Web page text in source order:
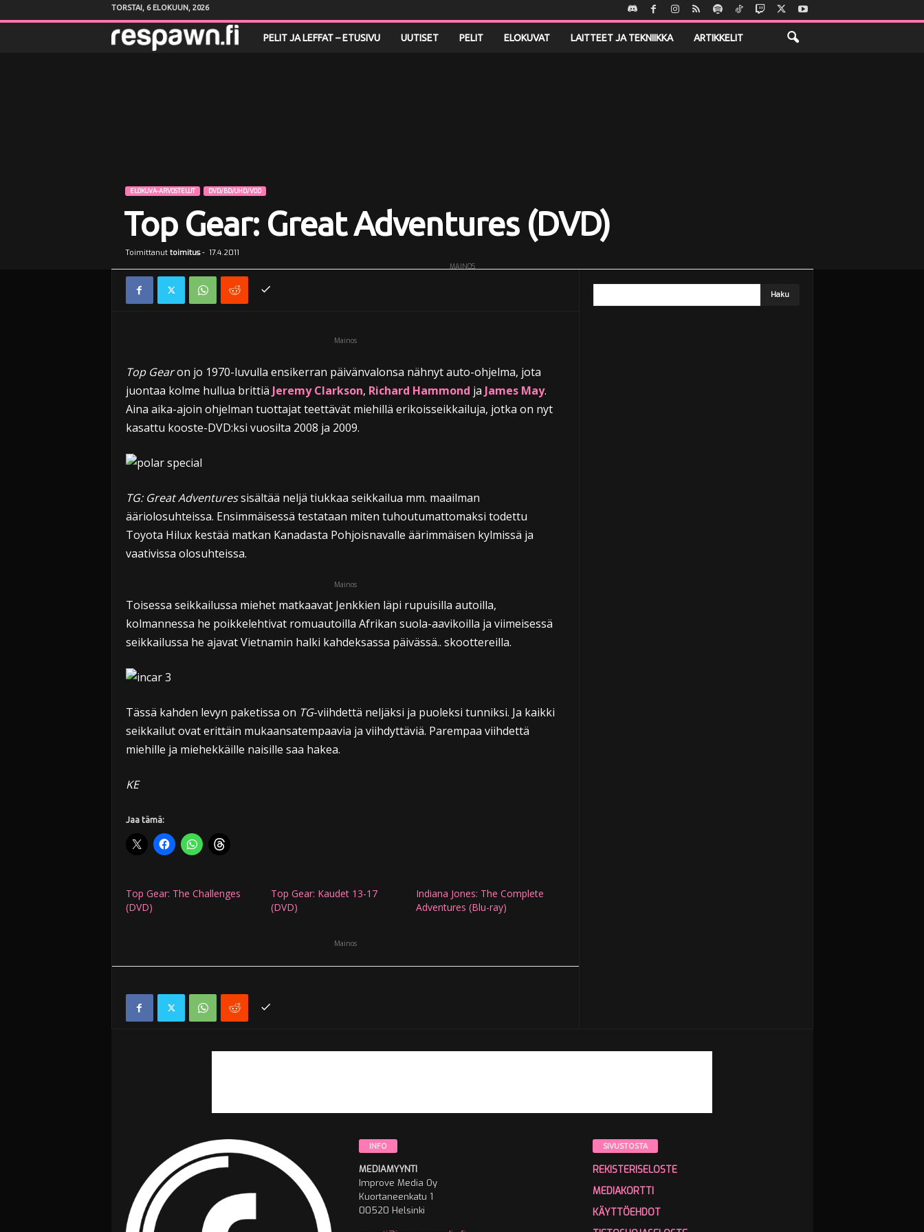
TORSTAI, 6 ELOKUUN, 2026
w
n
PELIT JA LEFFAT – ETUSIVU UUTISET PELIT ELOKUVAT LAITTEET JA TEKNIIKKA ARTIKKELIT
MAINOS
ELOKUVA-ARVOSTELUT DVD/BD/UHD/VOD
Top Gear: Great Adventures (DVD)
Toimittanut toimitus- 17.4.2011
Mainos
Top Gearon jo 1970-luvulla ensikerran päivänvalonsa nähnyt auto-ohjelma, jota
juontaa kolme hullua brittiä Jeremy Clarkson, Richard Hammond ja James May.
Aina aika-ajoin ohjelman tuottajat teettävät miehillä erikoisseikkailuja, jotka on nyt
kasattu kooste-DVD:ksi vuosilta 2008 ja 2009.
TG: Great Adventuressisältää neljä tiukkaa seikkailua mm. maailman
ääriolosuhteissa. Ensimmäisessä testataan miten tuhoutumattomaksi todettu
Toyota Hilux kestää matkan Kanadasta Pohjoisnavalle äärimmäisen kylmissä ja
vaativissa olosuhteissa.
Mainos
Toisessa seikkailussa miehet matkaavat Jenkkien läpi rupuisilla autoilla,
kolmannessa he poikkelehtivat romuautoilla Afrikan suola-aavikoilla ja viimeisessä
seikkailussa he ajavat Vietnamin halki kahdeksassa päivässä.. skoottereilla.
Tässä kahden levyn paketissa on TG-viihdettä neljäksi ja puoleksi tunniksi. Ja kaikki
seikkailut ovat erittäin mukaansatempaavia ja viihdyttäviä. Parempaa viihdettä
miehille ja miehekkäille naisille saa hakea.
KE
Jaa tämä:
Top Gear: The Challenges
(DVD)
Top Gear: Kaudet 13-17
(DVD)
Indiana Jones: The Complete
Adventures (Blu-ray)
Mainos
INFO
MEDIAMYYNTI
Improve Media Oy
Kuortaneenkatu 1
00520 Helsinki
SIVUSTOSTA
REKISTERISELOSTE
MEDIAKORTTI
KÄYTTÖEHDOT